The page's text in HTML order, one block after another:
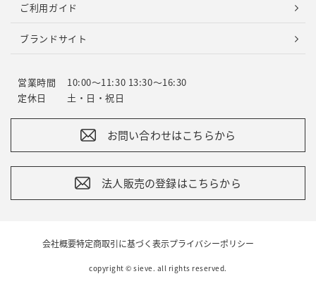
ご利用ガイド
ブランドサイト
営業時間
10:00～11:30 13:30～16:30
定休日
土・日・祝日
お問い合わせはこちらから
法人販売の登録はこちらから
会社概要特定商取引に基づく表示プライバシーポリシー
copyright © sieve. all rights reserved.